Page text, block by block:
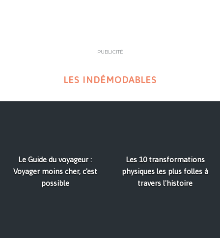
PUBLICITÉ
LES INDÉMODABLES
Le Guide du voyageur :
Voyager moins cher, c'est
possible
Les 10 transformations
physiques les plus folles à
travers l'histoire